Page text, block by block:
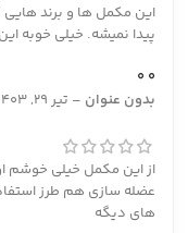
این مکمل ها و برند هایی
پیدا نمیشه. خیلی خوبه
0
0
بدون عنوان – تیر 29, 1403
از این مکمل خیلی خوشم
عضله سازی هم طرز
های دیگه